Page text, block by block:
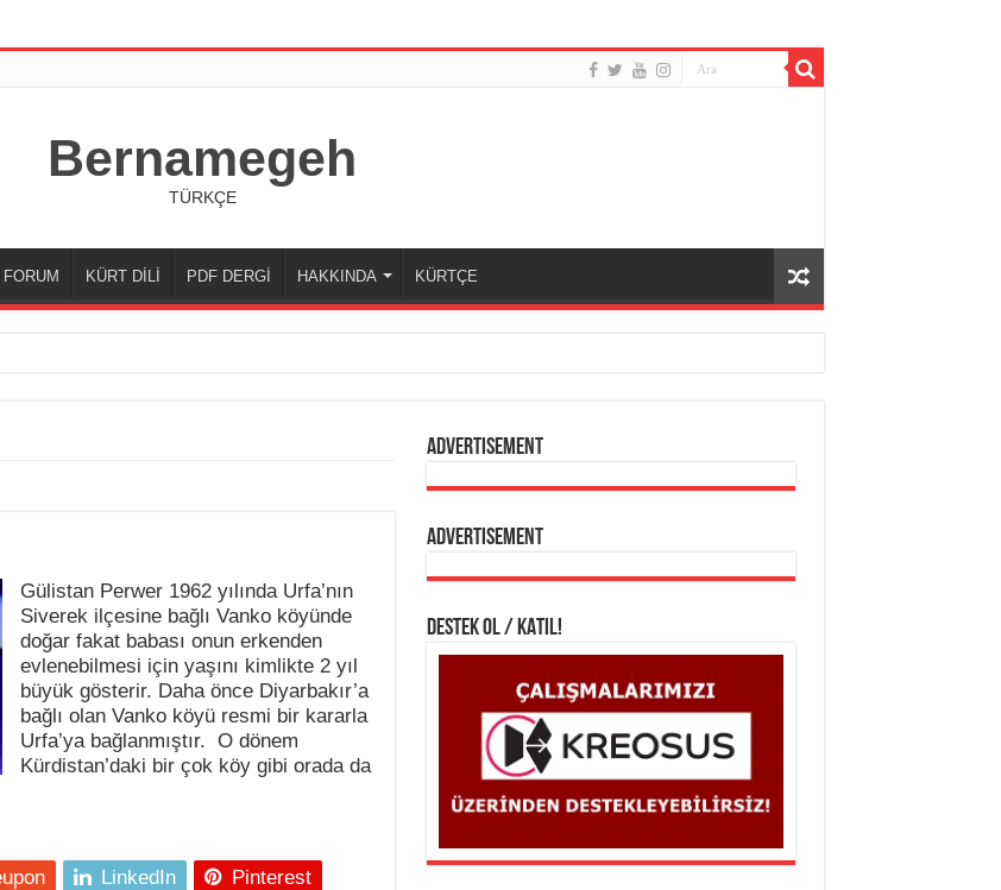
Bernamegeh
TÜRKÇE
FORUM KÜRT DİLİ PDF DERGİ HAKKINDA KÜRTÇE
Gülistan Perwer 1962 yılında Urfa’nın
Siverek ilçesine bağlı Vanko köyünde
doğar fakat babası onun erkenden
evlenebilmesi için yaşını kimlikte 2 yıl
büyük gösterir. Daha önce Diyarbakır’a
bağlı olan Vanko köyü resmi bir kararla
Urfa’ya bağlanmıştır. O dönem
Kürdistan’daki bir çok köy gibi orada da
LinkedIn Pinterest
Advertisement
Advertisement
DESTEK OL / KATIL!